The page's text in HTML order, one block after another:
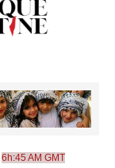
6h:45 AM GMT